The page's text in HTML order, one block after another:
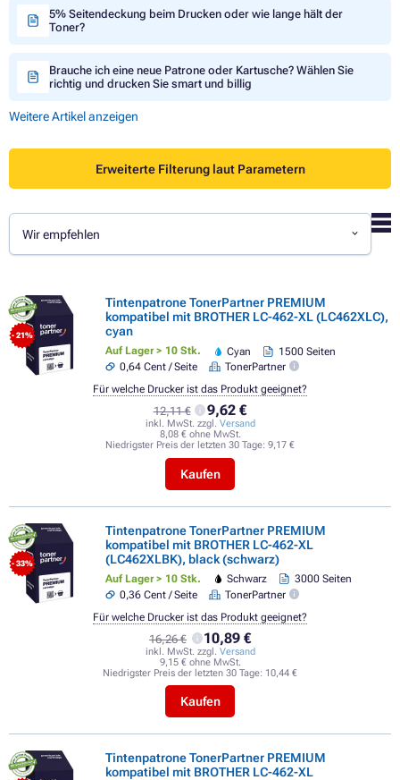
5% Seitendeckung beim Drucken oder wie lange hält der
Toner?
Brauche ich eine neue Patrone oder Kartusche? Wählen Sie
richtig und drucken Sie smart und billig
Weitere Artikel anzeigen
Erweiterte Filterung laut Parametern
Wir empfehlen
- 21%
Tintenpatrone TonerPartner PREMIUM
kompatibel mit BROTHER LC-462-XL (LC462XLC),
cyan
Auf Lager > 10 Stk. Cyan
1500 Seiten
0,64 Cent / Seite
TonerPartner
12,11 € 9,62 €
inkl. MwSt. zzgl. Versand
8,08 € ohne MwSt.
Niedrigster Preis der letzten 30 Tage: 9,17 €
Kaufen
Für welche Drucker ist das Produkt geeignet?
- 33%
Tintenpatrone TonerPartner PREMIUM
kompatibel mit BROTHER LC-462-XL
(LC462XLBK), black (schwarz)
Auf Lager > 10 Stk. Schwarz
3000 Seiten
0,36 Cent / Seite
TonerPartner
16,26 € 10,89 €
inkl. MwSt. zzgl. Versand
9,15 € ohne MwSt.
Niedrigster Preis der letzten 30 Tage: 10,44 €
Kaufen
Für welche Drucker ist das Produkt geeignet?
Tintenpatrone TonerPartner PREMIUM
kompatibel mit BROTHER LC-462-XL